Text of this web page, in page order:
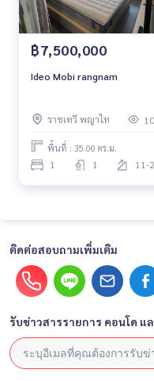
฿7,500,000
Ideo Mobi rangnam
ราชเทวี พญาไท
พื้นที่ : 35.00 ตร.ม.
1 1 11-
ติดต่อสอบถามเพิ่มเติม
รับข่าวสารรายการ คอนโด แ